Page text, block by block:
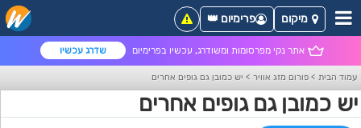
אתר נקי מפרסומות ומשודרג, עכשיו בפרימיום שדרג עכשיו
מיקום פרימיום 👑
עמוד הבית > פורום מזג אוויר > יש כמובן גם גופים אחרים
יש כמובן גם גופים אחרים